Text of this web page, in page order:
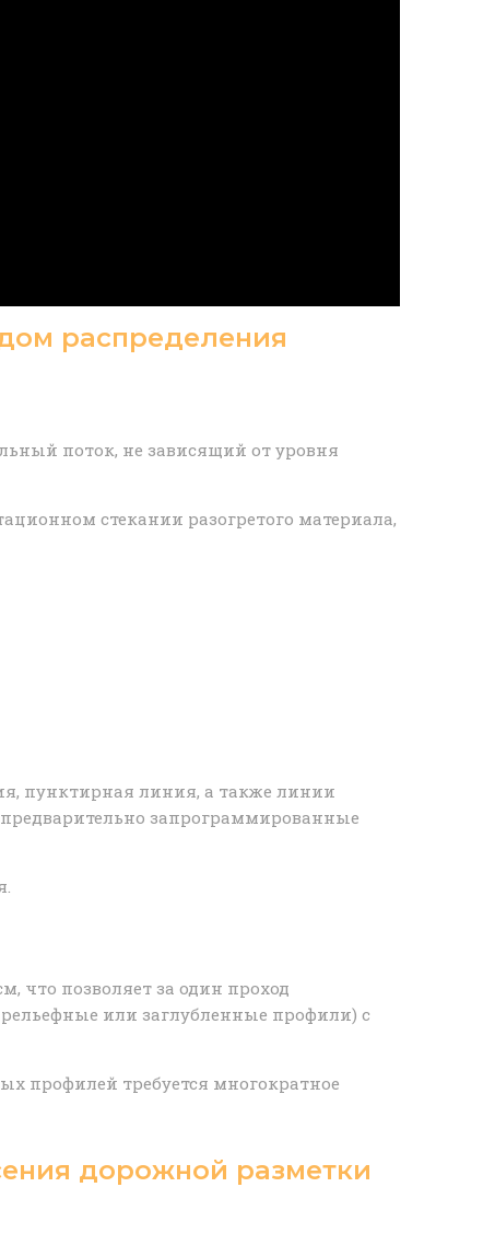
распределения
поток, не зависящий от уровня
стекании разогретого материала,
пунктирная линия, а также линии
запрограммированные
что позволяет за один проход
или заглубленные профили) с
профилей требуется многократное
дорожной разметки